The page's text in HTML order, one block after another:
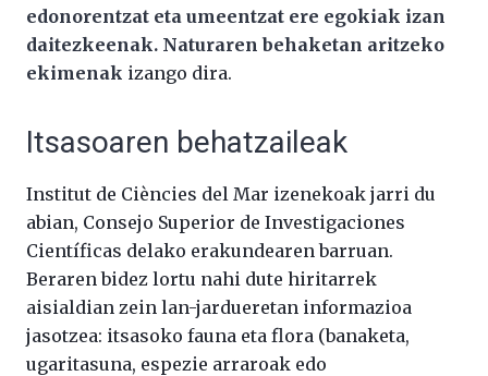
edonorentzat eta umeentzat ere egokiak izan
daitezkeenak. Naturaren behaketan aritzeko
ekimenak izango dira.
Itsasoaren behatzaileak
Institut de Ciències del Mar izenekoak jarri du
abian, Consejo Superior de Investigaciones
Científicas delako erakundearen barruan.
Beraren bidez lortu nahi dute hiritarrek
aisialdian zein lan-jardueretan informazioa
jasotzea: itsasoko fauna eta flora (banaketa,
ugaritasuna, espezie arraroak edo